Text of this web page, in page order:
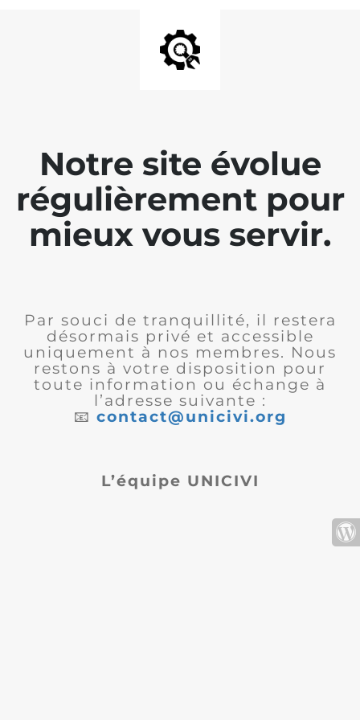
Notre site évolue
régulièrement pour
mieux vous servir.
Par souci de tranquillité, il restera
désormais privé et accessible
uniquement à nos membres. Nous
restons à votre disposition pour
toute information ou échange à
l’adresse suivante :
📧 contact@unicivi.org
L’équipe UNICIVI